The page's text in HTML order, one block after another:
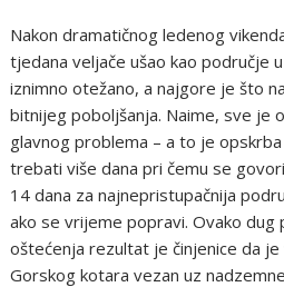
Nakon dramatičnog ledenog
tjedana veljače ušao kao područje
iznimno otežano, a najgore je što
bitnijeg poboljšanja. Naime, sve je
glavnog problema – a to je
trebati više dana pri čemu se
14 dana za najnepristupačnija
ako se vrijeme popravi. Ovako dug
oštećenja rezultat je činjenice da
Gorskog kotara vezan uz